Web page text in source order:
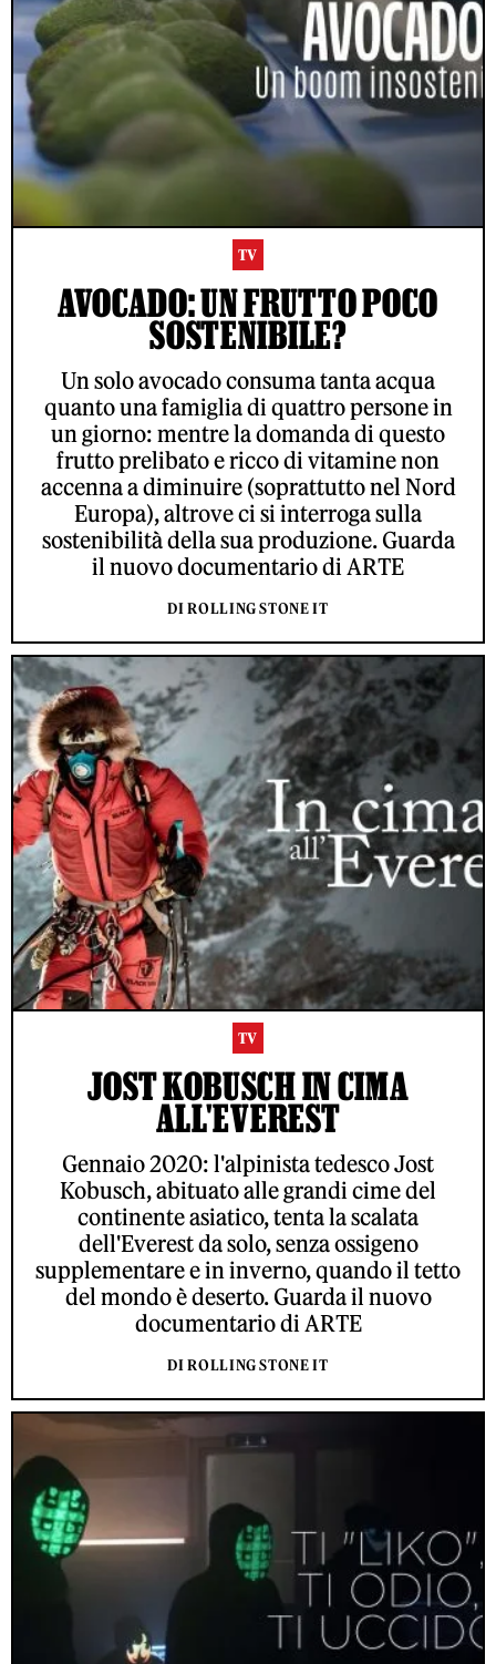
TV
AVOCADO: UN FRUTTO POCO
SOSTENIBILE?
Un solo avocado consuma tanta acqua
quanto una famiglia di quattro persone in
un giorno: mentre la domanda di questo
frutto prelibato e ricco di vitamine non
accenna a diminuire (soprattutto nel Nord
Europa), altrove ci si interroga sulla
sostenibilità della sua produzione. Guarda
il nuovo documentario di ARTE
DI ROLLING STONE IT
TV
JOST KOBUSCH IN CIMA
ALL'EVEREST
Gennaio 2020: l'alpinista tedesco Jost
Kobusch, abituato alle grandi cime del
continente asiatico, tenta la scalata
dell'Everest da solo, senza ossigeno
supplementare e in inverno, quando il tetto
del mondo è deserto. Guarda il nuovo
documentario di ARTE
DI ROLLING STONE IT